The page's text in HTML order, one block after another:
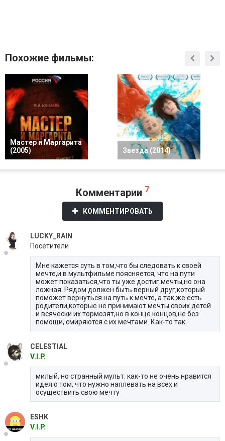
Похожие фильмы:
Мастер и Маргарита
(2005)
Звезда (2014)
Комментарии 7
КОММЕНТИРОВАТЬ
LUCKY_RAIN
Посетители
Мне кажется суть в том,что бы следовать к своей
мечте,и в мультфильме поясняется, что на пути
может показаться,что ты уже достиг мечты,но она
ложная. Рядом должен быть верный друг,который
поможет вернуться на путь к мечте, а так же есть
родители,которые не принимают мечты своих детей
и всячески их тормозят,но в конце концов,не без
помощи, смиряются с их мечтами. Как-то так.
CELESTIAL
V.I.P.
милый, но странный мульт. как-то не очень нравится
идея о том, что нужно наплевать на всех и
осуществить свою мечту
ESHK
V.I.P.